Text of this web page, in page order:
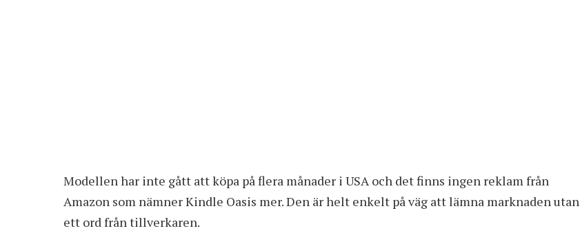
Modellen har inte gått att köpa på flera månader i USA och det finns ingen reklam från
Amazon som nämner Kindle Oasis mer. Den är helt enkelt på väg att lämna marknaden utan
ett ord från tillverkaren.